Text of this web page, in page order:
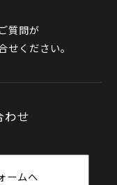
質問が
せください。
わせ
ームへ